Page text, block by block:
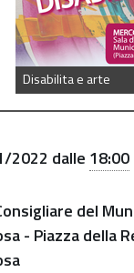
Disabilita e arte
2022 dalle 18:00
del
- Piazza della